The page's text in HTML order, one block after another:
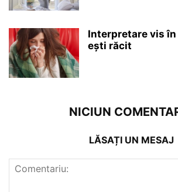
Interpretare vis
ești răcit
NICIUN
LĂSAȚI UN MESAJ